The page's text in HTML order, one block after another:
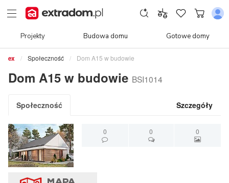
Projekty Budowa domu Gotowe domy
Społeczność Dom A15 w budowie
Dom A15 w budowie BSI1014
Społeczność Szczegóły
0 0 0